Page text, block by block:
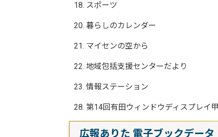
18. スポーツ
20. 暮らしのカレンダー
21. マイセンの空から
22. 地域包括支援センターだより
23. 情報ステーション
28. 第14回有田ウィンドウディスプレイ
広報ありた 電子ブックデータ